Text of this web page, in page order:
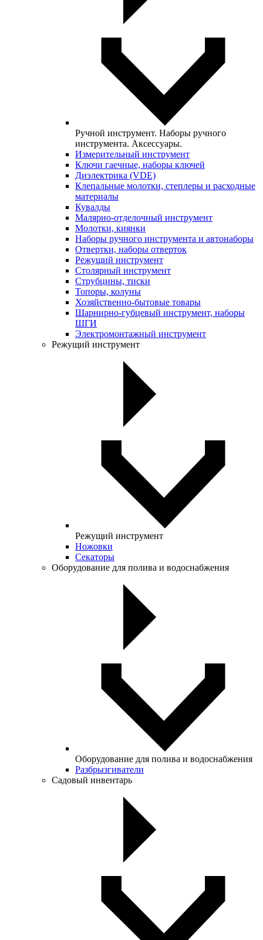
Ручной инструмент. Наборы ручного
инструмента. Аксессуары.
Измерительный инструмент
Ключи гаечные, наборы ключей
Диэлектрика (VDE)
Клепальные молотки, степлеры и расходные
материалы
Кувалды
Малярно-отделочный инструмент
Молотки, киянки
Наборы ручного инструмента и автонаборы
Отвертки, наборы отверток
Режущий инструмент
Столярный инструмент
Струбцины, тиски
Топоры, колуны
Хозяйственно-бытовые товары
Шарнирно-губцевый инструмент, наборы
ШГИ
Электромонтажный инструмент
Режущий инструмент
Режущий инструмент
Ножовки
Секаторы
Оборудование для полива и водоснабжения
Оборудование для полива и водоснабжения
Разбрызгиватели
Садовый инвентарь